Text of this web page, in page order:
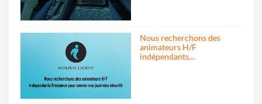
Nous recherchons des
animateurs H/F
indépendants…